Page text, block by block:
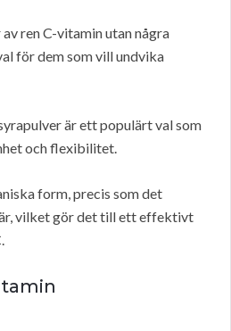
ren C-vitamin utan några
för dem som vill undvika
är ett populärt val som
och flexibilitet.
form, precis som det
vilket gör det till ett effektivt